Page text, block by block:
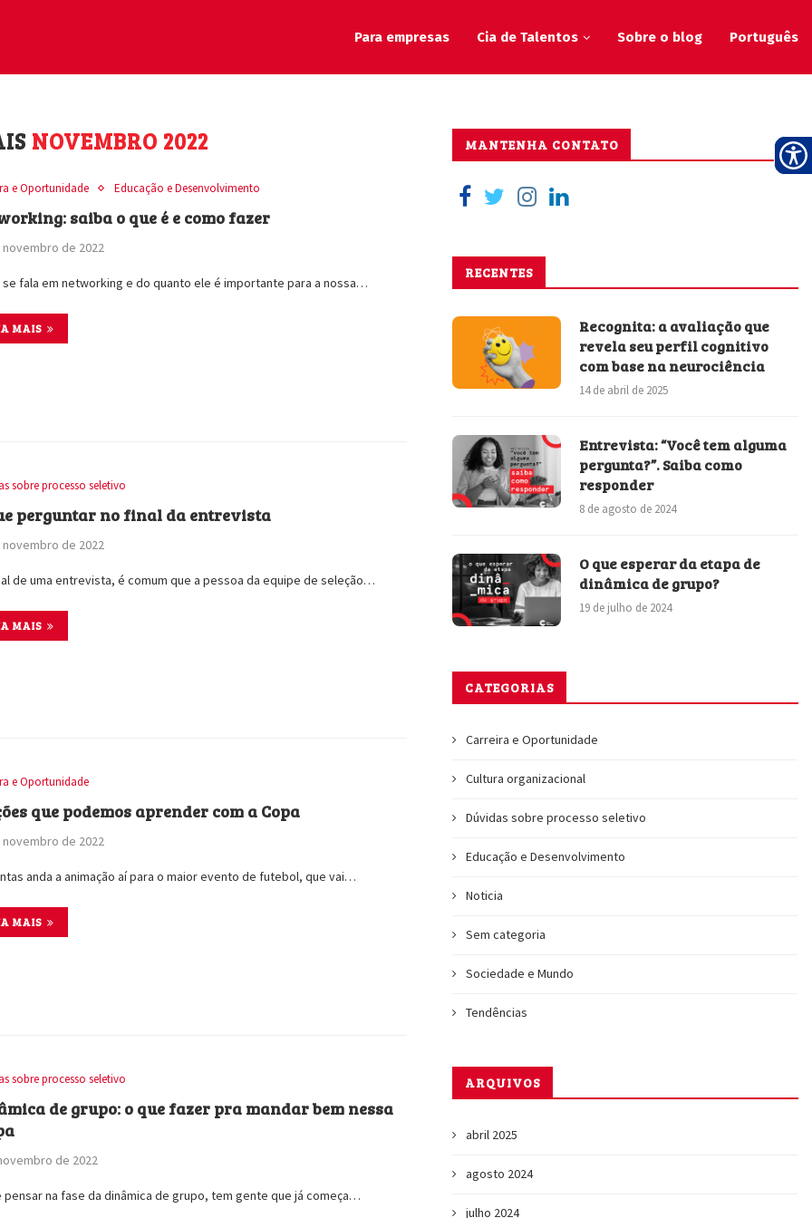
Para empresas Cia de Talentos Sobre o blog Português
NOVEMBRO 2022
e Oportunidade Educação e Desenvolvimento
saiba o que é e como fazer
novembro de 2022
se fala em networking e do quanto ele é importante para a nossa…
MAIS
sobre processo seletivo
perguntar no final da entrevista
novembro de 2022
de uma entrevista, é comum que a pessoa da equipe de seleção…
MAIS
e Oportunidade
que podemos aprender com a Copa
novembro de 2022
anda a animação aí para o maior evento de futebol, que vai…
MAIS
sobre processo seletivo
de grupo: o que fazer pra mandar bem nessa
de 2022
pensar na fase da dinâmica de grupo, tem gente que já começa…
MANTENHA CONTATO
RECENTES
Recognita: a avaliação que
revela seu perfil cognitivo
com base na neurociência
14 de abril de 2025
Entrevista: “Você tem alguma
pergunta?”. Saiba como
responder
8 de agosto de 2024
O que esperar da etapa de
dinâmica de grupo?
19 de julho de 2024
CATEGORIAS
Carreira e Oportunidade
Cultura organizacional
Dúvidas sobre processo seletivo
Educação e Desenvolvimento
Noticia
Sem categoria
Sociedade e Mundo
Tendências
ARQUIVOS
abril 2025
agosto 2024
julho 2024